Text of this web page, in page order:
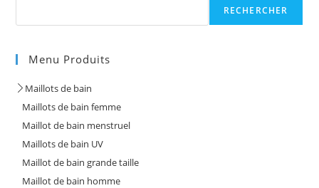
RECHERCHER
Menu Produits
Maillots de bain
Maillots de bain femme
Maillot de bain menstruel
Maillots de bain UV
Maillot de bain grande taille
Maillot de bain homme